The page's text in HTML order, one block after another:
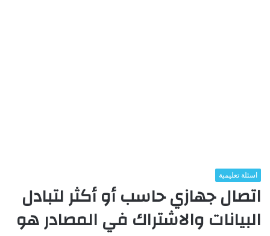
اسئلة تعليمية
اتصال جهازي حاسب أو أكثر لتبادل
البيانات والاشتراك في المصادر هو